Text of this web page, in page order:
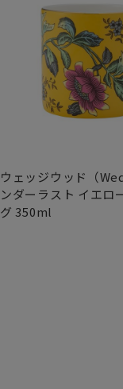
ウェッジウッド（
ンダーラスト イエロ
グ 350ml